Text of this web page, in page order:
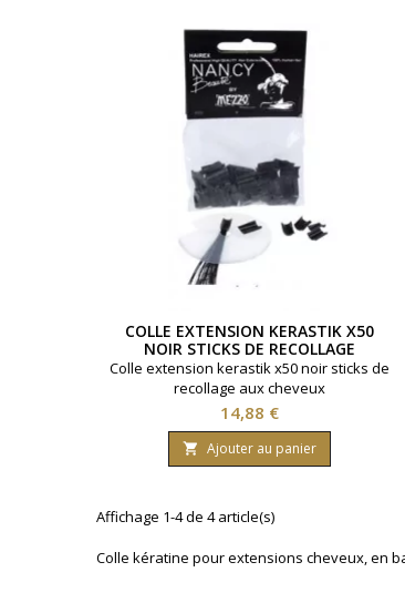
COLLE EXTENSION KERASTIK X50
NOIR STICKS DE RECOLLAGE
Colle extension kerastik x50 noir sticks de
recollage aux cheveux
Prix
14,88 €
 Ajouter au panier
Affichage 1-4 de 4 article(s)
Colle kératine pour extensions cheveux, en